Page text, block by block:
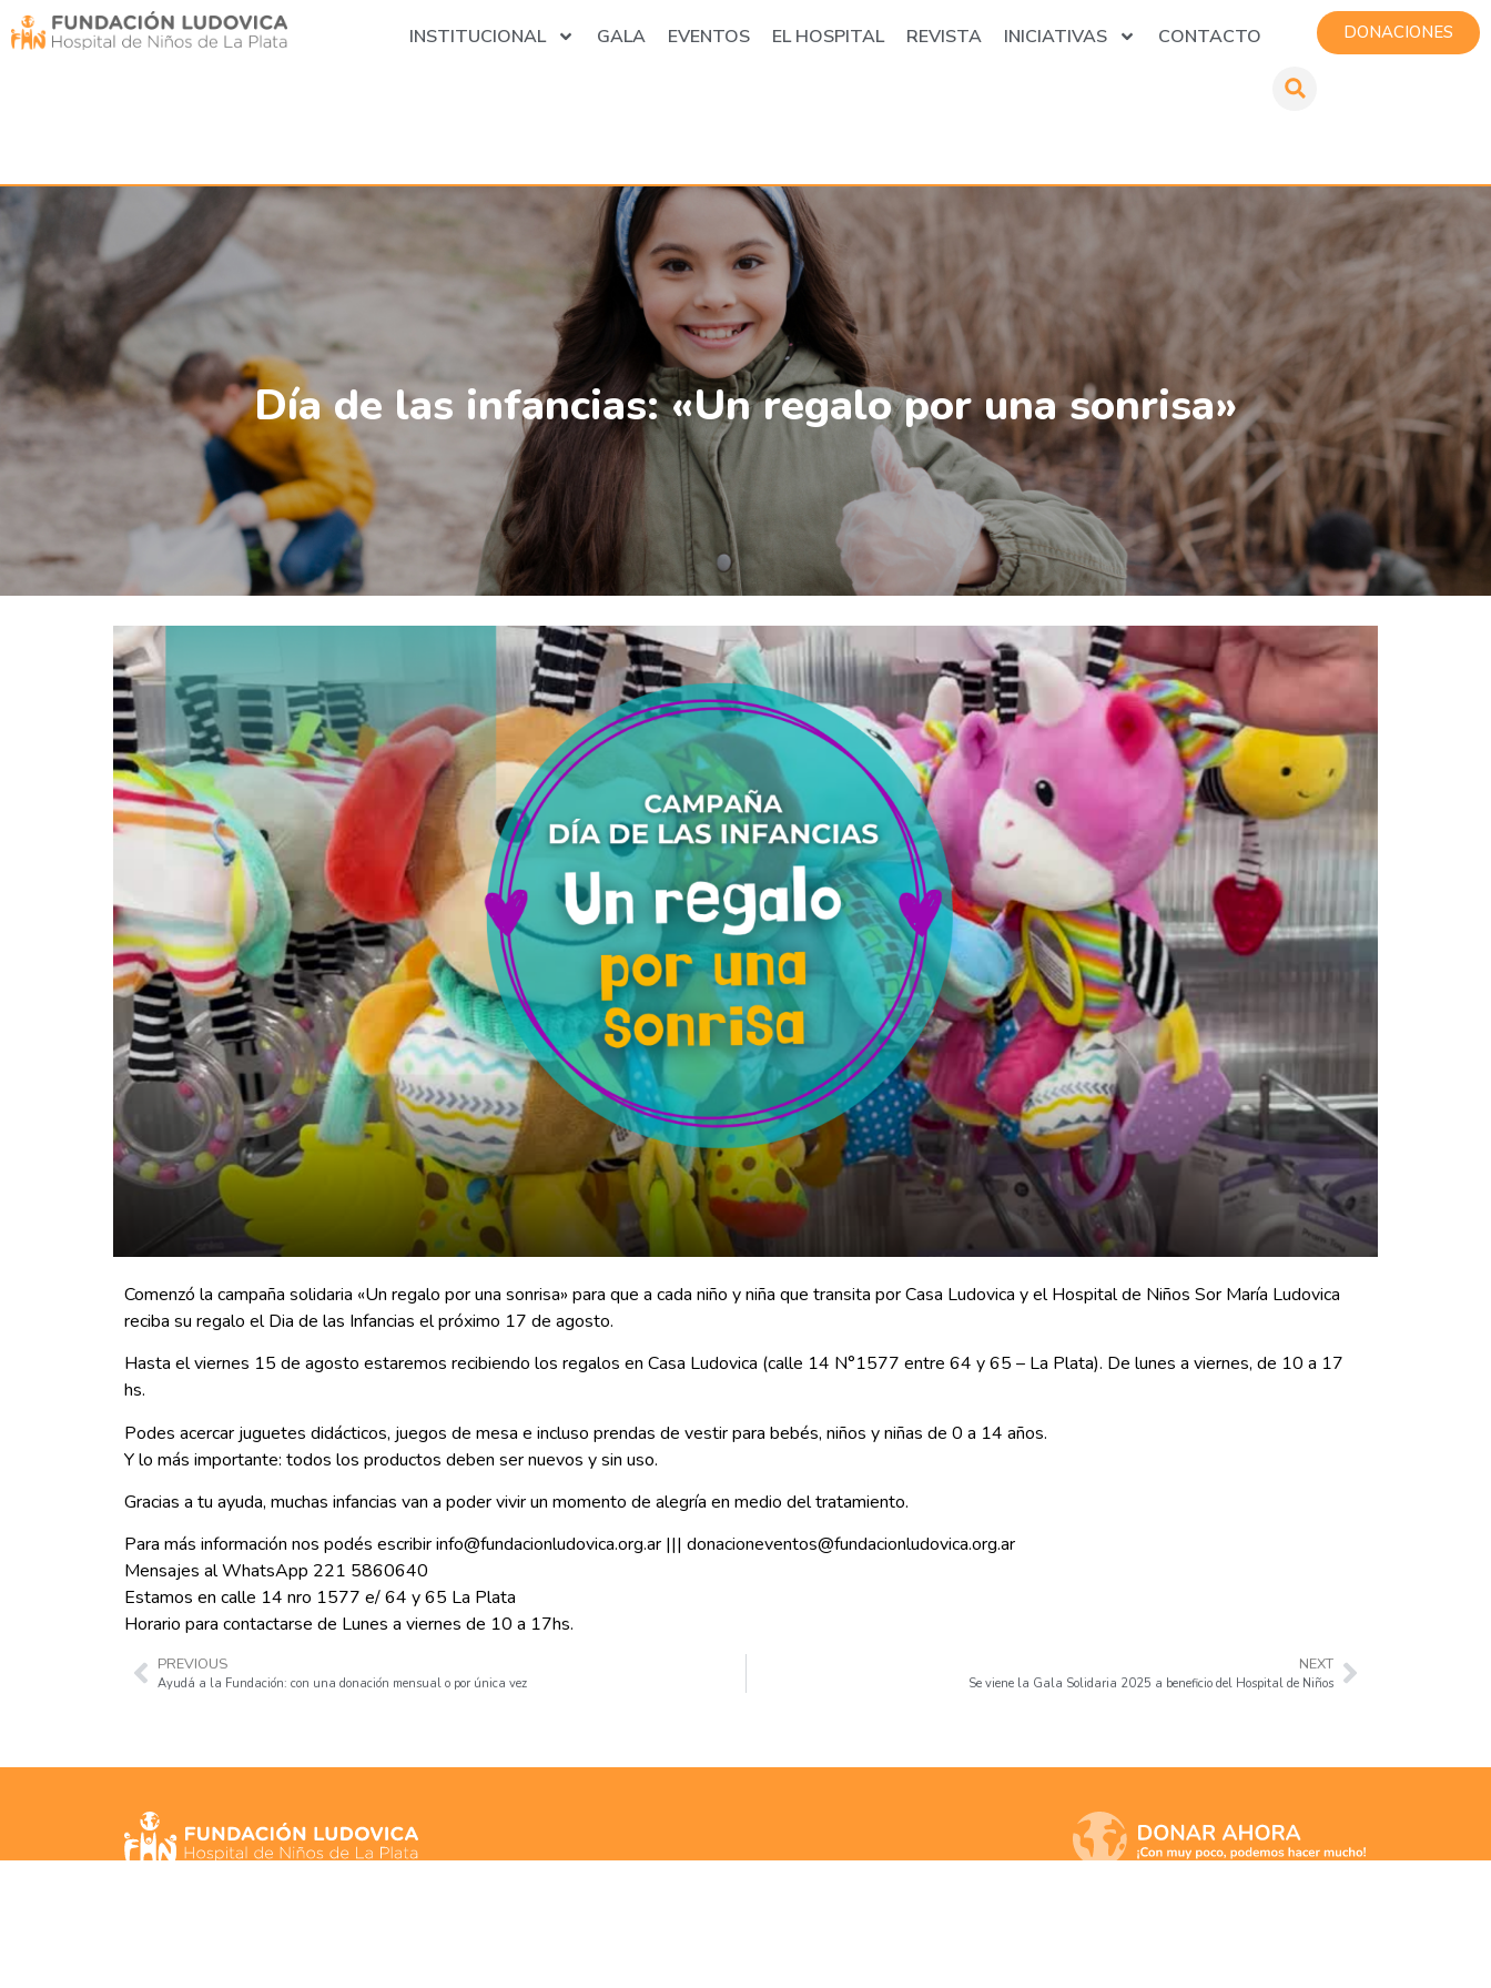
DONACIONES
INSTITUCIONAL GALA EVENTOS EL HOSPITAL REVISTA INICIATIVAS CONTACTO
Día de las infancias: «Un regalo por una sonrisa»
Comenzó la campaña solidaria «Un regalo por una sonrisa» para que a cada niño y niña que transita por Casa Ludovica y el Hospital de Niños Sor María Ludovica
reciba su regalo el Dia de las Infancias el próximo 17 de agosto.
Hasta el viernes 15 de agosto estaremos recibiendo los regalos en Casa Ludovica (calle 14 N°1577 entre 64 y 65 – La Plata). De lunes a viernes, de 10 a 17
hs.
Podes acercar juguetes didácticos, juegos de mesa e incluso prendas de vestir para bebés, niños y niñas de 0 a 14 años.
Y lo más importante: todos los productos deben ser nuevos y sin uso.
Gracias a tu ayuda, muchas infancias van a poder vivir un momento de alegría en medio del tratamiento.
Para más información nos podés escribir info@fundacionludovica.org.ar ||| donacioneventos@fundacionludovica.org.ar
Mensajes al WhatsApp 221 5860640
Estamos en calle 14 nro 1577 e/ 64 y 65 La Plata
Horario para contactarse de Lunes a viernes de 10 a 17hs.
PREVIOUS
Ayudá a la Fundación: con una donación mensual o por única vez
NEXT
Se viene la Gala Solidaria 2025 a beneficio del Hospital de Niños